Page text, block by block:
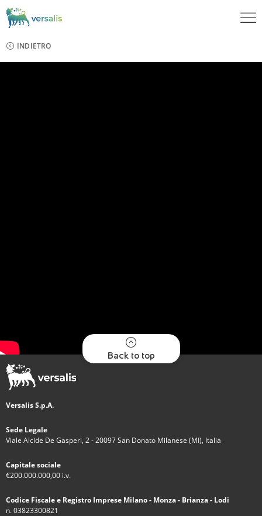
INDIETRO
Back to top
Versalis S.p.A.
Sede Legale
Viale Alcide De Gasperi, 2 - 20097 San Donato Milanese (MI), Italia
Capitale sociale
€200.000.000,00 i.v.
Codice Fiscale e Registro Imprese Milano - Monza - Brianza - Lodi
n. 03823300821